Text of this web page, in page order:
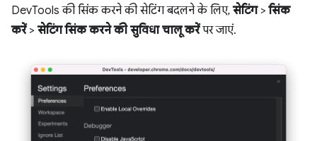
DevTools की सिंक करने की सेटिंग बदलने के लिए, सेटिंग>सिंक
करें> सेटिंग सिंक करने की सुविधा चालू करेंपर जाएं.